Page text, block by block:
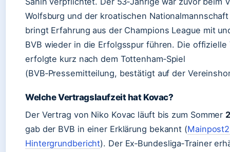
Wolfsburg und der kroatischen
bringt Erfahrung aus der Champions League mit
BVB wieder in die Erfolgsspur führen. Die offizielle
erfolgte kurz nach dem Tottenham‑Spiel
(BVB‑Pressemitteilung, bestätigt auf der
Welche Vertragslaufzeit hat Kovac?
Der Vertrag von Niko Kovac läuft bis zum Sommer
gab der BVB in einer Erklärung bekannt (
Hintergrundbericht). Der Ex‑Bundesliga‑Trainer